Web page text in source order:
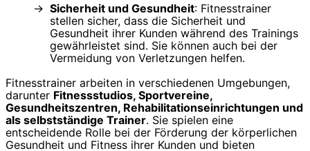
Sicherheit und Gesundheit: Fitnesstrainer
stellen sicher, dass die Sicherheit und
Gesundheit ihrer Kunden während des Trainings
gewährleistet sind. Sie können auch bei der
Vermeidung von Verletzungen helfen.
Fitnesstrainer arbeiten in verschiedenen Umgebungen,
darunter Fitnessstudios, Sportvereine,
Gesundheitszentren, Rehabilitationseinrichtungen und
als selbstständige Trainer. Sie spielen eine
entscheidende Rolle bei der Förderung der körperlichen
Gesundheit und Fitness ihrer Kunden und bieten